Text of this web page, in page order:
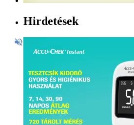
Hirdetések